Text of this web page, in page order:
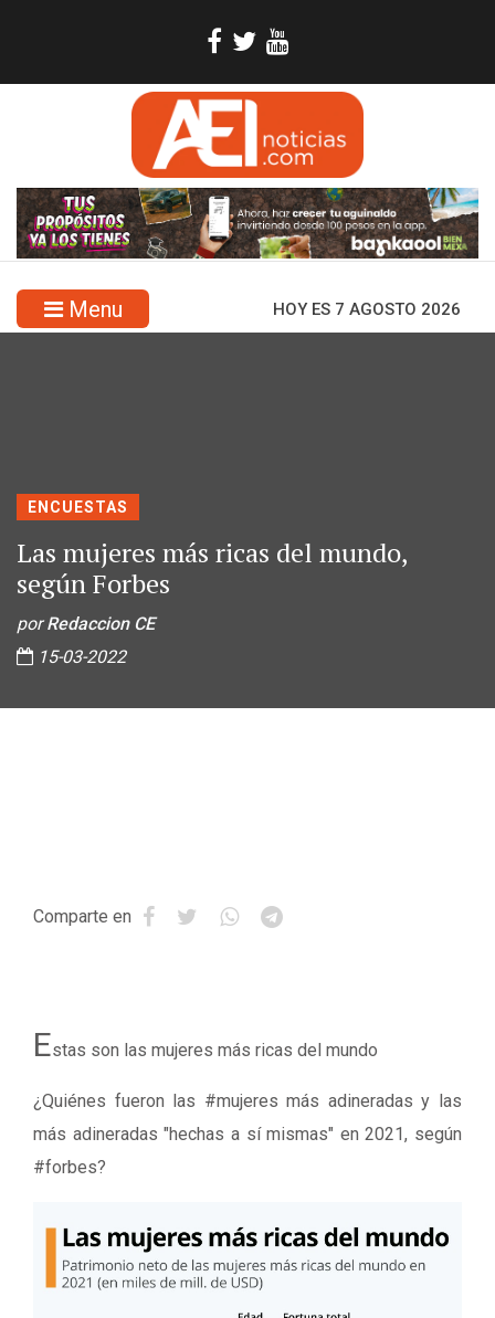
Menu HOY ES 7 AGOSTO 2026
ENCUESTAS
Las mujeres más ricas del mundo,
según Forbes
porRedaccion CE
15-03-2022
Comparte en
Estas son las mujeres más ricas del mundo
¿Quiénes fueron las #mujeres más adineradas y las
más adineradas "hechas a sí mismas" en 2021, según
#forbes?